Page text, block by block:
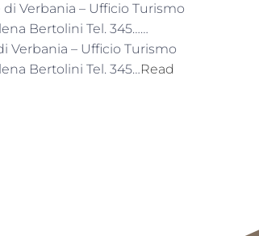
Verbania – Ufficio Turismo
Bertolini Tel. 345……
Verbania – Ufficio Turismo
Bertolini Tel. 345…Read